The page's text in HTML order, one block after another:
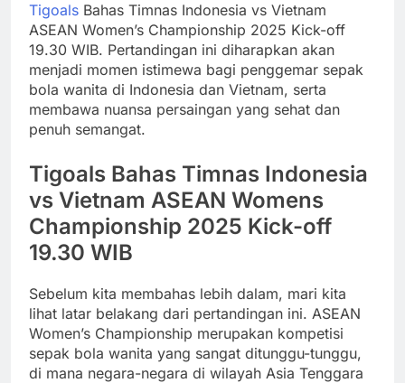
Tigoals Bahas Timnas Indonesia vs Vietnam
ASEAN Women’s Championship 2025 Kick-off
19.30 WIB. Pertandingan ini diharapkan akan
menjadi momen istimewa bagi penggemar sepak
bola wanita di Indonesia dan Vietnam, serta
membawa nuansa persaingan yang sehat dan
penuh semangat.
Tigoals Bahas Timnas Indonesia
vs Vietnam ASEAN Womens
Championship 2025 Kick-off
19.30 WIB
Sebelum kita membahas lebih dalam, mari kita
lihat latar belakang dari pertandingan ini. ASEAN
Women’s Championship merupakan kompetisi
sepak bola wanita yang sangat ditunggu-tunggu,
di mana negara-negara di wilayah Asia Tenggara